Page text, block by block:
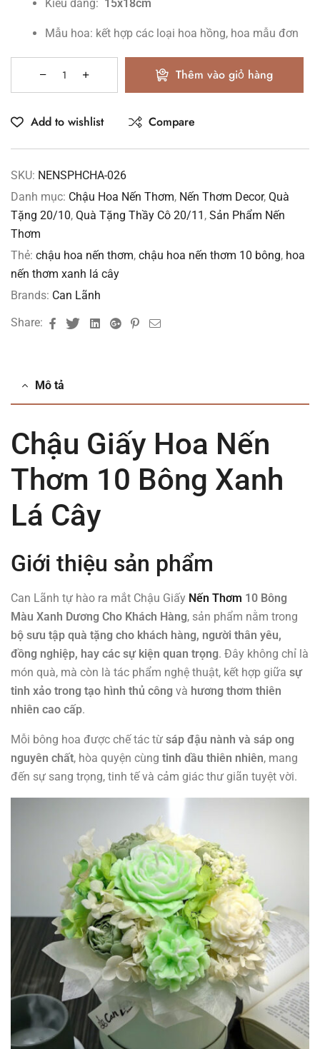
Kiểu dáng: 15x18cm
Mẫu hoa: kết hợp các loại hoa hồng, hoa mẫu đơn
Thêm vào giỏ hàng
Add to wishlist Compare
SKU: NENSPHCHA-026
Danh mục: Chậu Hoa Nến Thơm, Nến Thơm Decor, Quà
Tặng 20/10, Quà Tặng Thầy Cô 20/11 , Sản Phẩm Nến
Thơm
Thẻ: chậu hoa nến thơm, chậu hoa nến thơm 10 bông, hoa
nến thơm xanh lá cây
Brands: Can Lãnh
Share:
FacebookTwitterLinkedinGoogle+Pinterest
Email
Mô tả
Chậu Giấy Hoa Nến
Thơm 10 Bông Xanh
Lá Cây
Giới thiệu sản phẩm
Can Lãnh tự hào ra mắt Chậu Giấy Nến Thơm 10 Bông
Màu Xanh Dương Cho Khách Hàng, sản phẩm nằm trong
bộ sưu tập quà tặng cho khách hàng, người thân yêu,
đồng nghiệp, hay các sự kiện quan trọng. Đây không chỉ là
món quà, mà còn là tác phẩm nghệ thuật, kết hợp giữa sự
tinh xảo trong tạo hình thủ công và hương thơm thiên
nhiên cao cấp.
Mỗi bông hoa được chế tác từ sáp đậu nành và sáp ong
nguyên chất, hòa quyện cùng tinh dầu thiên nhiên, mang
đến sự sang trọng, tinh tế và cảm giác thư giãn tuyệt vời.